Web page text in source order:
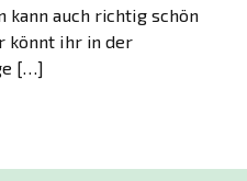
kann auch richtig schön
könnt ihr in der
[…]